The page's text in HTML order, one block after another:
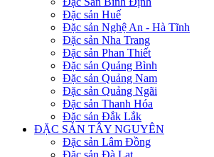
Đặc sản Huế
Đặc sản Nghệ An - Hà Tĩnh
Đặc sản Nha Trang
Đặc sản Phan Thiết
Đặc sản Quảng Bình
Đặc sản Quảng Nam
Đặc sản Quảng Ngãi
Đặc sản Thanh Hóa
Đặc sản Đắk Lắk
ĐẶC SẢN TÂY NGUYÊN
Đặc sản Lâm Đồng
Đặc sản Đà Lạt